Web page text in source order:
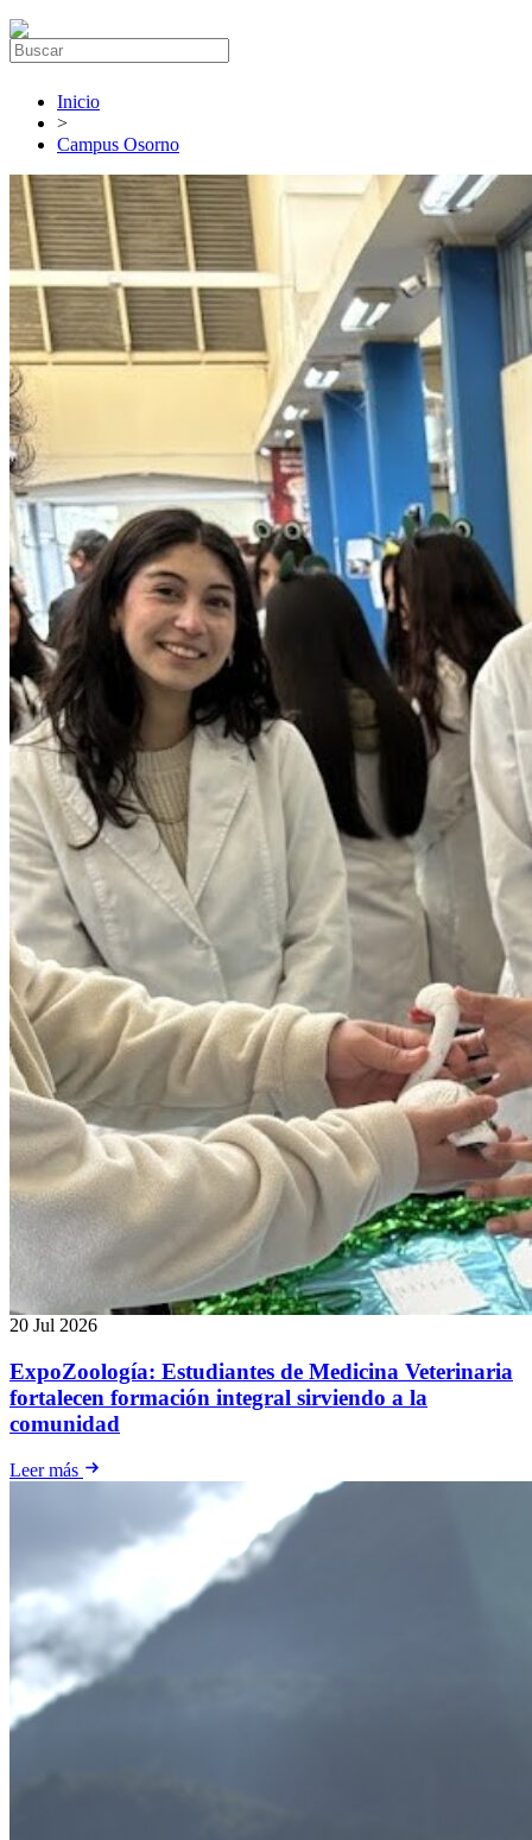
Inicio
>
Campus Osorno
20 Jul 2026
ExpoZoología: Estudiantes de Medicina Veterinaria
fortalecen formación integral sirviendo a la
comunidad
Leer más